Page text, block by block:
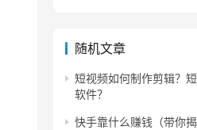
随机文章
短视频如何制作剪辑？
软件？
快手靠什么赚钱（带你